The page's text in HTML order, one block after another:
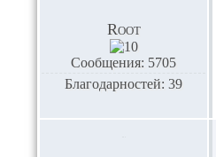
Root
Сообщения: 5705
Благодарностей: 39